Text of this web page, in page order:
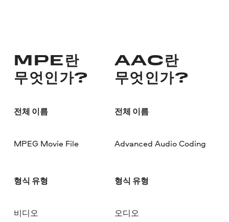
MPE란
무엇인가?
전체 이름
MPEG Movie File
형식 유형
비디오
AAC란
무엇인가?
전체 이름
Advanced Audio Coding
형식 유형
오디오